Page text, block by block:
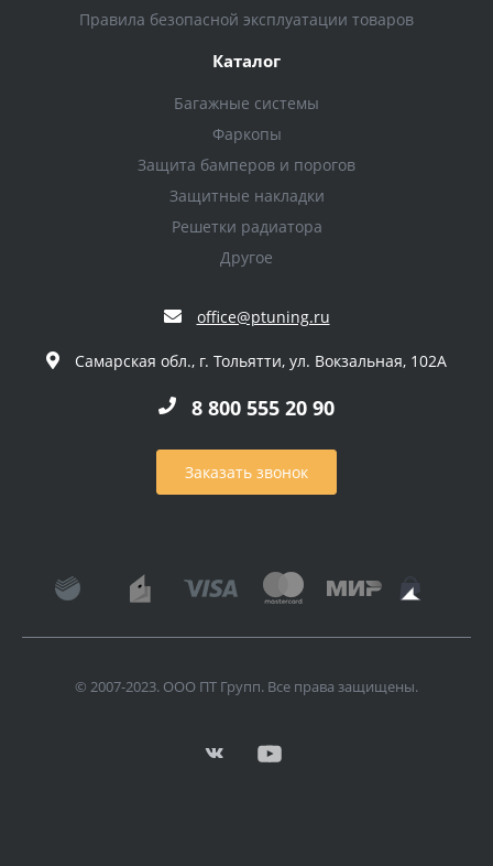
Правила безопасной эксплуатации товаров
Каталог
Багажные системы
Фаркопы
Защита бамперов и порогов
Защитные накладки
Решетки радиатора
Другое
office@ptuning.ru
Самарская обл., г. Тольятти, ул. Вокзальная, 102А
8 800 555 20 90
Заказать звонок
© 2007-2023. ООО ПТ Групп. Все права защищены.